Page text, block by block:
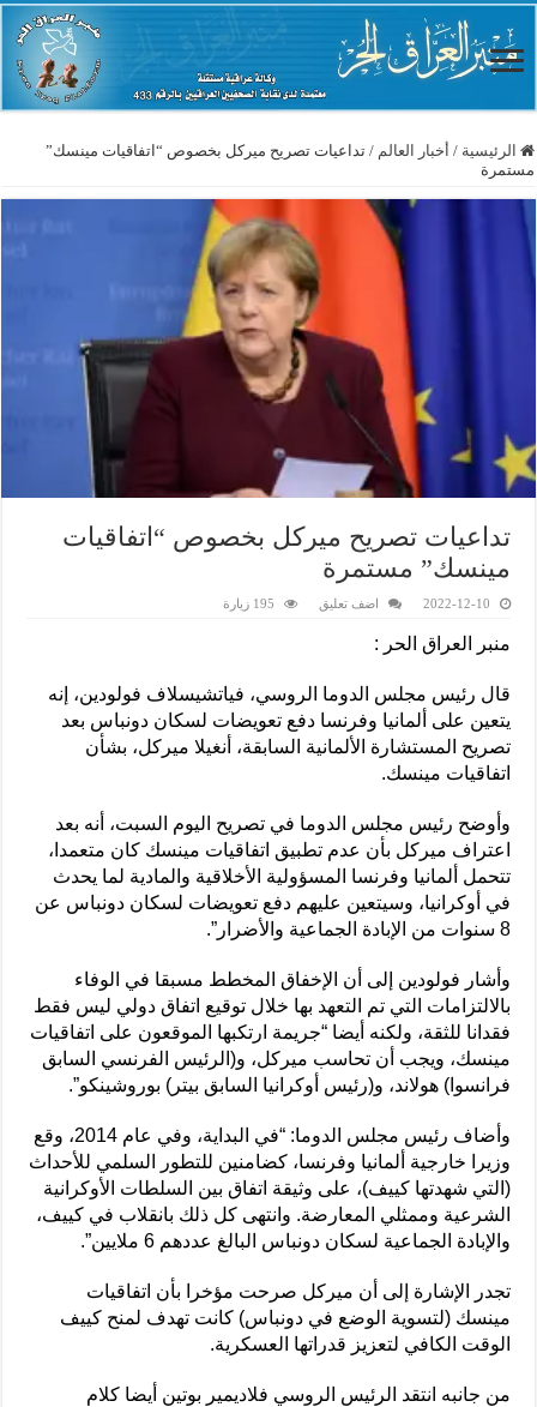
الرئيسية / أخبار العالم / تداعيات تصريح ميركل بخصوص “اتفاقيات مينسك”
مستمرة
تداعيات تصريح ميركل بخصوص “اتفاقيات
مينسك” مستمرة
2022-12-10 اضف تعليق 195 زيارة
منبر العراق الحر :
قال رئيس مجلس الدوما الروسي، فياتشيسلاف فولودين، إنه
يتعين على ألمانيا وفرنسا دفع تعويضات لسكان دونباس بعد
تصريح المستشارة الألمانية السابقة، أنغيلا ميركل، بشأن
اتفاقيات مينسك.
وأوضح رئيس مجلس الدوما في تصريح اليوم السبت، أنه بعد
اعتراف ميركل بأن عدم تطبيق اتفاقيات مينسك كان متعمدا،
تتحمل ألمانيا وفرنسا المسؤولية الأخلاقية والمادية لما يحدث
في أوكرانيا، وسيتعين عليهم دفع تعويضات لسكان دونباس عن
8 سنوات من الإبادة الجماعية والأضرار”.
وأشار فولودين إلى أن الإخفاق المخطط مسبقا في الوفاء
بالالتزامات التي تم التعهد بها خلال توقيع اتفاق دولي ليس فقط
فقدانا للثقة، ولكنه أيضا “جريمة ارتكبها الموقعون على اتفاقيات
مينسك، ويجب أن تحاسب ميركل، و(الرئيس الفرنسي السابق
فرانسوا) هولاند، و(رئيس أوكرانيا السابق بيتر) بوروشينكو”.
وأضاف رئيس مجلس الدوما: “في البداية، وفي عام 2014، وقع
وزيرا خارجية ألمانيا وفرنسا، كضامنين للتطور السلمي للأحداث
(التي شهدتها كييف)، على وثيقة اتفاق بين السلطات الأوكرانية
الشرعية وممثلي المعارضة. وانتهى كل ذلك بانقلاب في كييف،
والإبادة الجماعية لسكان دونباس البالغ عددهم 6 ملايين”.
تجدر الإشارة إلى أن ميركل صرحت مؤخرا بأن اتفاقيات
مينسك (لتسوية الوضع في دونباس) كانت تهدف لمنح كييف
الوقت الكافي لتعزيز قدراتها العسكرية.
من جانبه انتقد الرئيس الروسي فلاديمير بوتين أيضا كلام